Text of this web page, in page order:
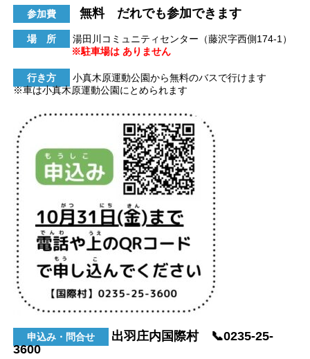
参加費 無料 だれでも参加できます
場 所
湯田川コミュニティセンター（藤沢字西側174-1）
※駐車場は ありません
行き方
小真木原運動公園から無料のバスで行けます
※車は小真木原運動公園にとめられます
申込み・問合せ
出羽庄内国際村 📞0235-25-
3600